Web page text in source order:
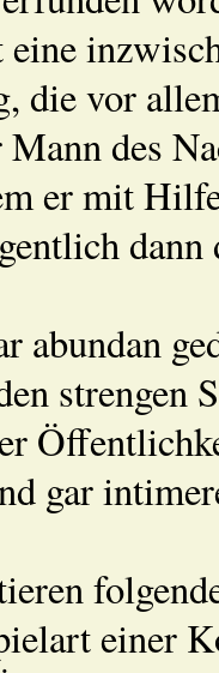
die vor
des
er mit
abundan
strengen
gar
einer